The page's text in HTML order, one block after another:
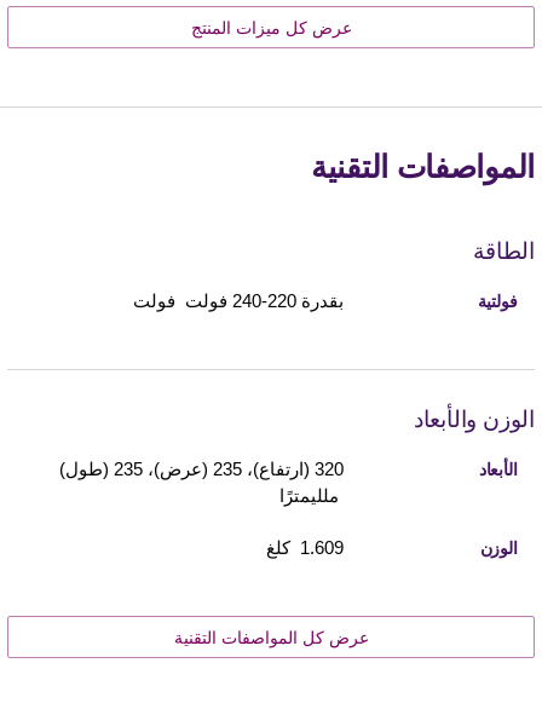
عرض كل ميزات المنتج
المواصفات التقنية
الطاقة
فولتية بقدرة 220-240 فولت فولت
الوزن والأبعاد
الأبعاد
320 (ارتفاع)، 235 (عرض)، 235 (طول)
ملليمترًا
الوزن 1.609 كلغ
عرض كل المواصفات التقنية